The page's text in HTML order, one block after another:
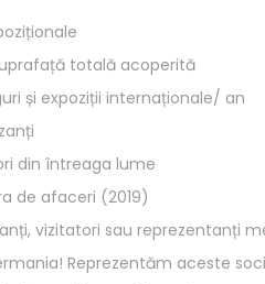
totală acoperită
și expoziții internaționale/ an
din întreaga lume
de afaceri (2019)
vizitatori sau reprezentanți
Reprezentăm aceste